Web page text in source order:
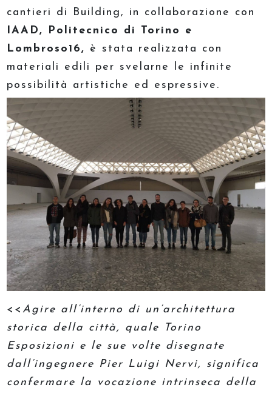
cantieri di Building, in collaborazione con
IAAD, Politecnico di Torino e
Lombroso16, è stata realizzata con
materiali edili per svelarne le infinite
possibilità artistiche ed espressive.
<<Agire all’interno di un’architettura
storica della città, quale Torino
Esposizioni e le sue volte disegnate
dall’ingegnere Pier Luigi Nervi, significa
confermare la vocazione intrinseca della